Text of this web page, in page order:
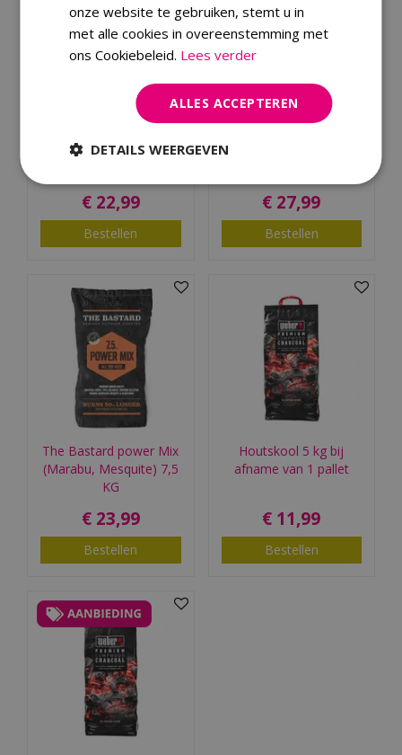
afname van 1 pallet
€ 22,99
Bestellen
€ 27,99
Bestellen
The Bastard power Mix
(Marabu, Mesquite) 7,5
KG
€ 23,99
Bestellen
Houtskool 5 kg bij
afname van 1 pallet
€ 11,99
Bestellen
onze website te gebruiken, stemt u in
met alle cookies in overeenstemming met
ons Cookiebeleid. Lees verder
ALLES ACCEPTEREN
DETAILS WEERGEVEN